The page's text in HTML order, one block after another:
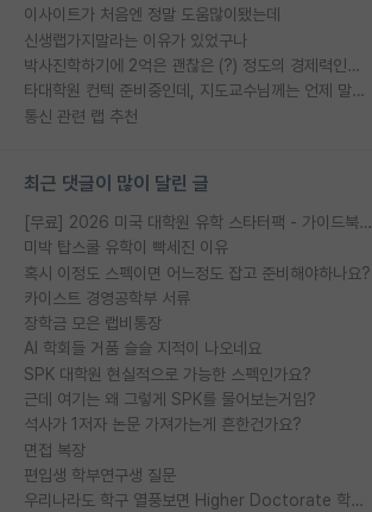
이사이트가 처음엔 정말 도움많이됐는데
신생랩가지말라는 이유가 있었구나
박사진학하기에 2억은 괜찮은 (?) 정도의 경제력인가요
타대학원 컨텍 준비중인데, 지도교수님께는 언제 말씀드려야 할까요?
통신 관련 랩 추천
최근 댓글이 많이 달린 글
[무료] 2026 미국 대학원 유학 스타터팩 - 가이드북 & 합격자 컨택메일 템플릿
미박 탑스쿨 유학이 빡세진 이유
혹시 이정도 스펙이면 어느정도 잡고 준비해야하나요?
카이스트 경영공학부 서류
장학금 모은 랩비통장
AI 학회들 거품 슬슬 지적이 나오네요
SPK 대학원 현실적으로 가능한 스펙인가요?
근데 여기는 왜 그렇게 SPK를 물어보는거임?
석사가 1저자 논문 가져가는게 흔한건가요?
면접 복장
편입생 학부연구생 질문
우리나라도 학구 열풍보면 Higher Doctorate 학위가 필요하다고 봅니다.